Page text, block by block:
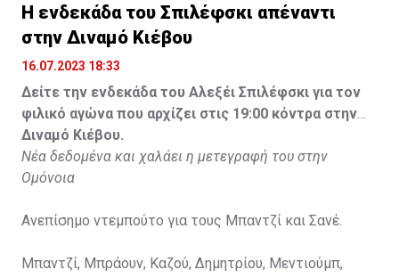
Η ενδεκάδα του Σπιλέφσκι απέναντι
στην Διναμό Κιέβου
16.07.2023 18:33
Δείτε την ενδεκάδα του Αλεξέι Σπιλέφσκι για τον
φιλικό αγώνα που αρχίζει στις 19:00 κόντρα στην
Διναμό Κιέβου.
Νέα δεδομένα και χαλάει η μετεγραφή του στην
Ομόνοια
Ανεπίσημο ντεμπούτο για τους Μπαντζί και Σανέ.
Μπαντζί, Μπράουν, Καζού, Δημητρίου, Μεντιούμπ,